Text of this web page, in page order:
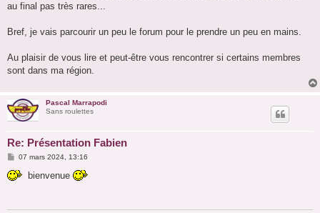
au final pas très rares...
Bref, je vais parcourir un peu le forum pour le prendre un peu en mains.
Au plaisir de vous lire et peut-être vous rencontrer si certains membres
sont dans ma région.
Pascal Marrapodi
Sans roulettes
Re: Présentation Fabien
M
s
s
07 mars 2024, 13:16
bienvenue